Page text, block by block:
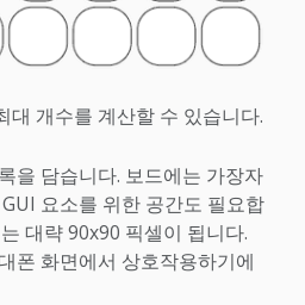
대 개수를 계산할 수 있습니다.
을 담습니다. 보드에는 가장자
요소를 위한 공간도 필요합
대략 90x90 픽셀이 됩니다.
폰 화면에서 상호작용하기에